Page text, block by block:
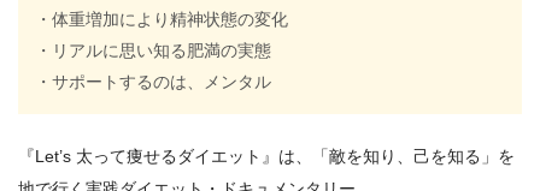
・体重増加により精神状態の変化
・リアルに思い知る肥満の実態
・サポートするのは、メンタル
『Let’s 太って痩せるダイエット』は、「敵を知り、己を知る」を